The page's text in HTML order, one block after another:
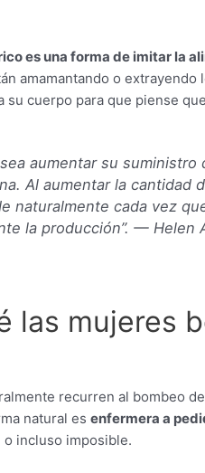
es una forma de imitar la
amamantando o
su cuerpo para que piense
aumentar su
Al aumentar la cantidad
naturalmente cada vez
la producción”. — Helen
las mujeres
recurren al bombeo
natural es enfermera a
o incluso imposible.